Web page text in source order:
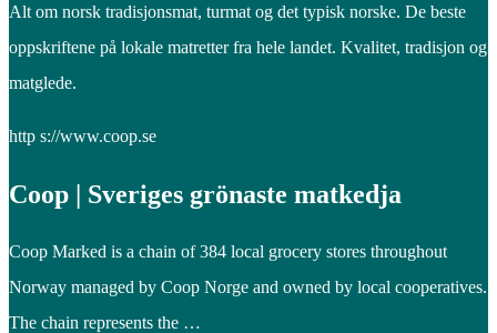
Alt om norsk tradisjonsmat, turmat og det typisk norske. De beste
oppskriftene på lokale matretter fra hele landet. Kvalitet, tradisjon og
matglede.
http s://www.coop.se
Coop | Sveriges grönaste matkedja
Coop Marked is a chain of 384 local grocery stores throughout
Norway managed by Coop Norge and owned by local cooperatives.
The chain represents the …